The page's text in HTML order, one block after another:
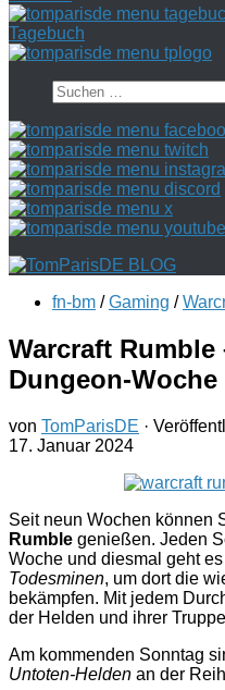
Tagebuch
Suchen
nach:
fn-bm / Gaming /
Warcraft Rumble
Dungeon-
von TomParisDE ·
17. Januar 2024
Seit neun Wochen können
Rumble genießen. Jeden
Woche und diesmal geht
Todesminen, um dort die
bekämpfen. Mit jedem
der Helden und ihrer
Am kommenden Sonntag
Untoten-Helden an der